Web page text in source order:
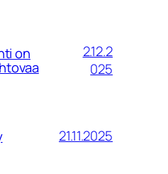
on
2.12.2
025
21.11.2025